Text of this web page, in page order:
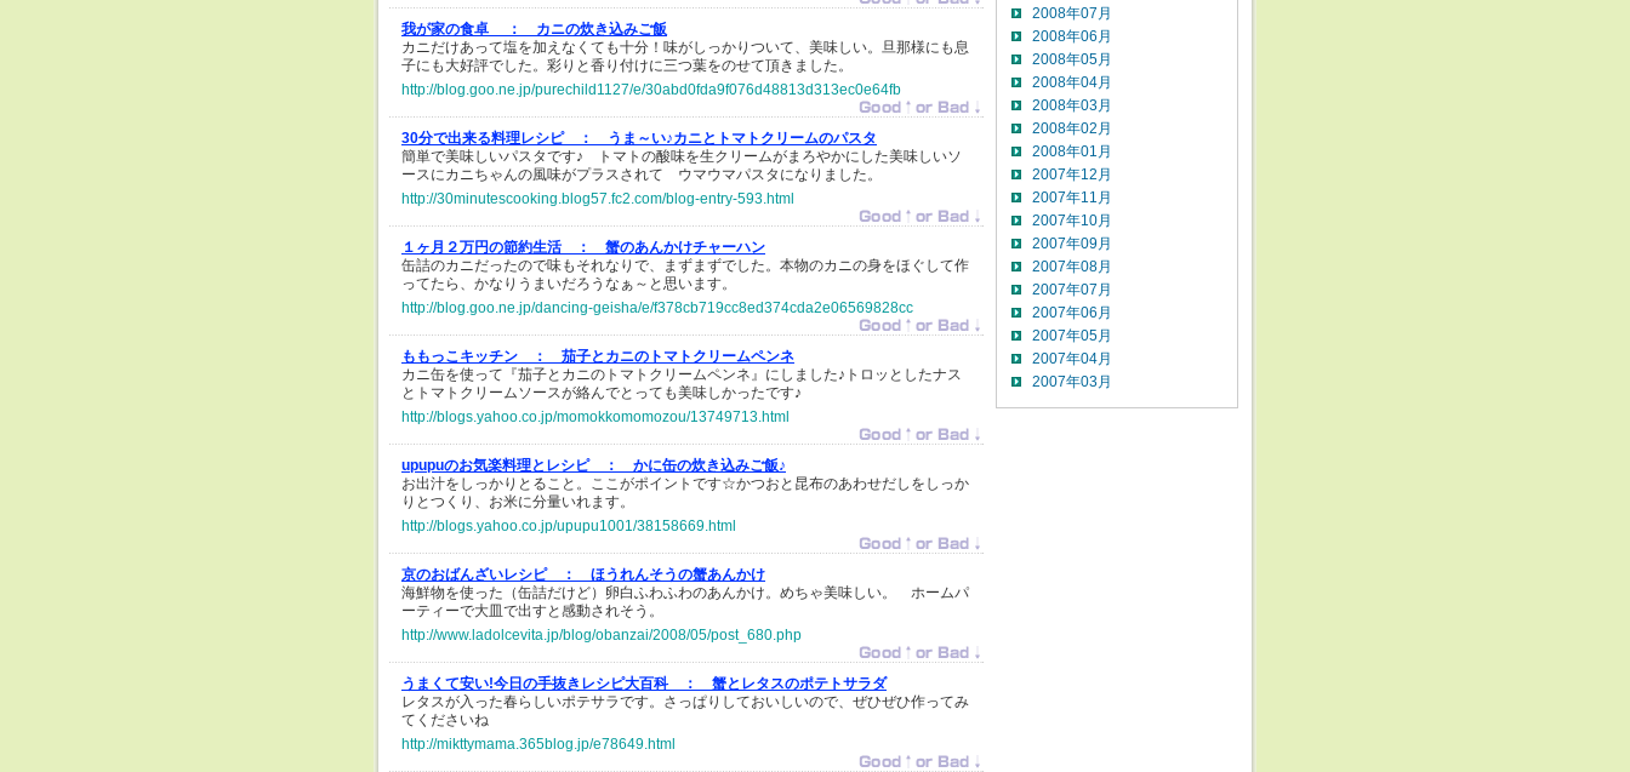
我が家の食卓 ：
カニの炊き込みご飯
カニだけあって塩を加えなくても十分！味がしっかりついて、美味しい。旦那様にも息
子にも大好評でした。彩りと香り付けに三つ葉をのせて頂きました。
http://blog.goo.ne.jp/purechild1127/e/30abd0fda9f076d48813d313ec0e64fb
30分で出来る料理レシピ ：
うま～い♪カニとトマトクリームのパスタ
簡単で美味しいパスタです♪ トマトの酸味を生クリームがまろやかにした美味しいソ
ースにカニちゃんの風味がプラスされて ウマウマパスタになりました。
http://30minutescooking.blog57.fc2.com/blog-entry-593.html
１ヶ月２万円の節約生活 ：
蟹のあんかけチャーハン
缶詰のカニだったので味もそれなりで、まずまずでした。本物のカニの身をほぐして作
ってたら、かなりうまいだろうなぁ～と思います。
http://blog.goo.ne.jp/dancing-geisha/e/f378cb719cc8ed374cda2e06569828cc
ももっこキッチン ：
茄子とカニのトマトクリームペンネ
カニ缶を使って『茄子とカニのトマトクリームペンネ』にしました♪トロッとしたナス
とトマトクリームソースが絡んでとっても美味しかったです♪
http://blogs.yahoo.co.jp/momokkomomozou/13749713.html
upupuのお気楽料理とレシピ ：
かに缶の炊き込みご飯♪
お出汁をしっかりとること。ここがポイントです☆かつおと昆布のあわせだしをしっか
りとつくり、お米に分量いれます。
http://blogs.yahoo.co.jp/upupu1001/38158669.html
京のおばんざいレシピ ：
ほうれんそうの蟹あんかけ
海鮮物を使った（缶詰だけど）卵白ふわふわのあんかけ。めちゃ美味しい。 ホームパ
ーティーで大皿で出すと感動されそう。
http://www.ladolcevita.jp/blog/obanzai/2008/05/post_680.php
うまくて安い!今日の手抜きレシピ大百科 ：
蟹とレタスのポテトサラダ
レタスが入った春らしいポテサラです。さっぱりしておいしいので、ぜひぜひ作ってみ
てくださいね
http://mikttymama.365blog.jp/e78649.html
2008年07月
2008年06月
2008年05月
2008年04月
2008年03月
2008年02月
2008年01月
2007年12月
2007年11月
2007年10月
2007年09月
2007年08月
2007年07月
2007年06月
2007年05月
2007年04月
2007年03月